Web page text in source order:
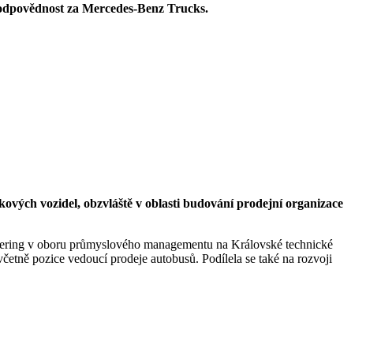
za Mercedes-Benz Trucks.
vozidel, obzvláště v oblasti budování prodejní organizace
v oboru průmyslového managementu na Královské technické
pozice vedoucí prodeje autobusů. Podílela se také na rozvoji